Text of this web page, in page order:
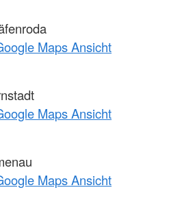
Maps Ansicht
Maps Ansicht
Maps Ansicht